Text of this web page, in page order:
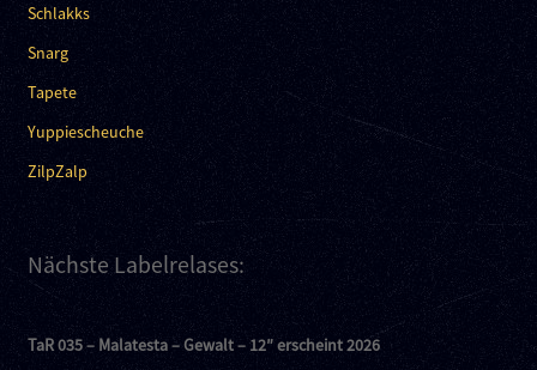
Schlakks
Snarg
Tapete
Yuppiescheuche
ZilpZalp
Nächste Labelrelases:
TaR 035 – Malatesta – Gewalt – 12″ erscheint 2026